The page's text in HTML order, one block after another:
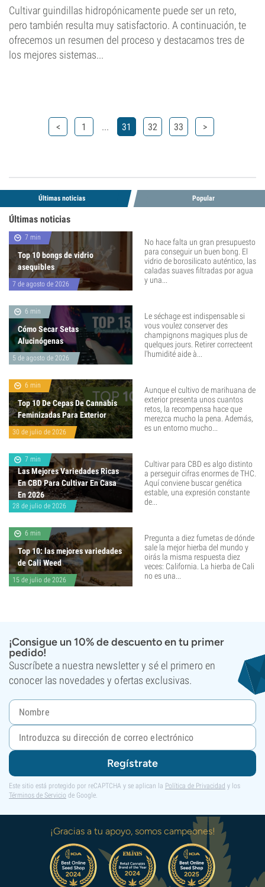
Cultivar guindillas hidropónicamente puede ser un reto,
pero también resulta muy satisfactorio. A continuación, te
ofrecemos un resumen del proceso y destacamos tres de
los mejores sistemas...
< 1 ... 31 32 33 >
Últimas noticias Popular
Últimas noticias
7 min
Top 10 bongs de vidrio
asequibles
7 de agosto de 2026
No hace falta un gran presupuesto
para conseguir un buen bong. El
vidrio de borosilicato auténtico, las
caladas suaves filtradas por agua
y una...
6 min
Cómo Secar Setas
Alucinógenas
5 de agosto de 2026
Le séchage est indispensable si
vous voulez conserver des
champignons magiques plus de
quelques jours. Retirer correcteent
l'humidité aide à...
6 min
Top 10 De Cepas De Cannabis
Feminizadas Para Exterior
30 de julio de 2026
Aunque el cultivo de marihuana de
exterior presenta unos cuantos
retos, la recompensa hace que
merezca mucho la pena. Además,
es un entorno mucho...
7 min
Las Mejores Variedades Ricas
En CBD Para Cultivar En Casa
En 2026
28 de julio de 2026
Cultivar para CBD es algo distinto
a perseguir cifras enormes de THC.
Aquí conviene buscar genética
estable, una expresión constante
de...
6 min
Top 10: las mejores variedades
de Cali Weed
15 de julio de 2026
Pregunta a diez fumetas de dónde
sale la mejor hierba del mundo y
oirás la misma respuesta diez
veces: California. La hierba de Cali
no es una...
¡Consigue un 10% de descuento en tu primer
pedido!
Suscríbete a nuestra newsletter y sé el primero en
conocer las novedades y ofertas exclusivas.
Regístrate
Este sitio está protegido por reCAPTCHA y se aplican la Política de Privacidad y los
Términos de Servicio de Google.
¡Gracias a tu apoyo, somos campeones!